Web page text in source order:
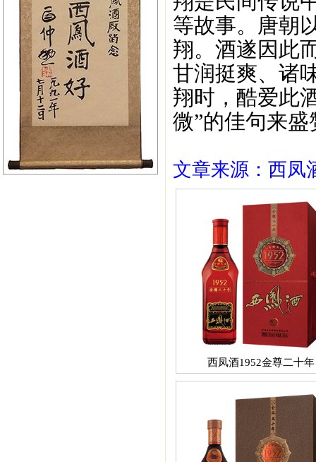
等故事。唐朝
翔。酒遂因此
甘润挺爽、诸
翔时，酷爱此
微”的佳句来
文章来源：西凤
西凤酒1952金尊二十年